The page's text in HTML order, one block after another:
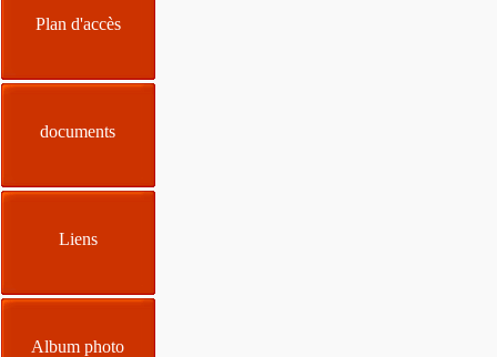
Plan d'accès
documents
Liens
Album photo